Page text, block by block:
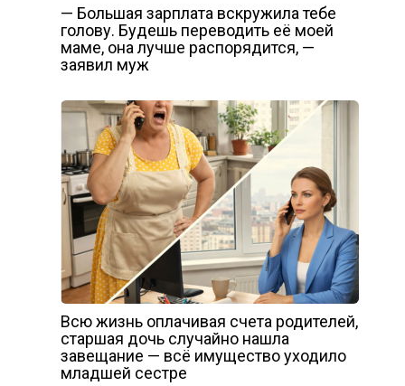
— Большая зарплата вскружила тебе
голову. Будешь переводить её моей
маме, она лучше распорядится, —
заявил муж
Всю жизнь оплачивая счета родителей,
старшая дочь случайно нашла
завещание — всё имущество уходило
младшей сестре